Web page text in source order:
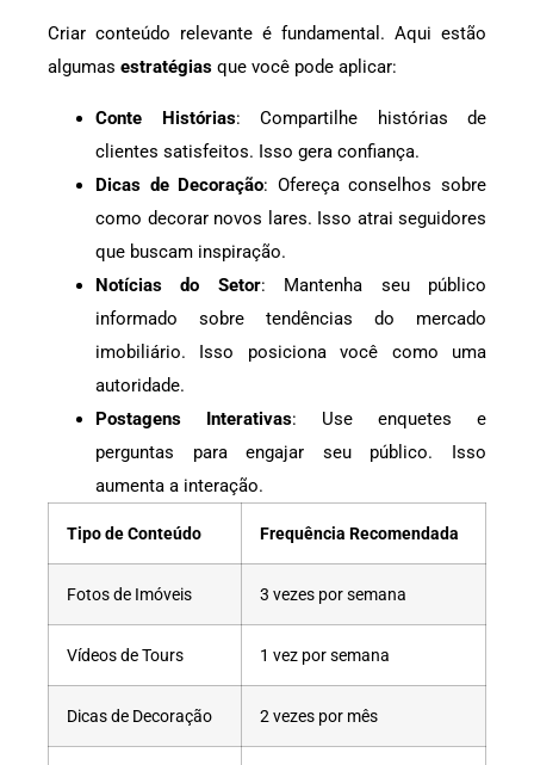
Criar conteúdo relevante é fundamental. Aqui estão
algumas estratégias que você pode aplicar:
Conte Histórias: Compartilhe histórias de
clientes satisfeitos. Isso gera confiança.
Dicas de Decoração: Ofereça conselhos sobre
como decorar novos lares. Isso atrai seguidores
que buscam inspiração.
Notícias do Setor: Mantenha seu público
informado sobre tendências do mercado
imobiliário. Isso posiciona você como uma
autoridade.
Postagens Interativas: Use enquetes e
perguntas para engajar seu público. Isso
aumenta a interação.
Tipo de Conteúdo Frequência Recomendada
Fotos de Imóveis 3 vezes por semana
Vídeos de Tours 1 vez por semana
Dicas de Decoração 2 vezes por mês